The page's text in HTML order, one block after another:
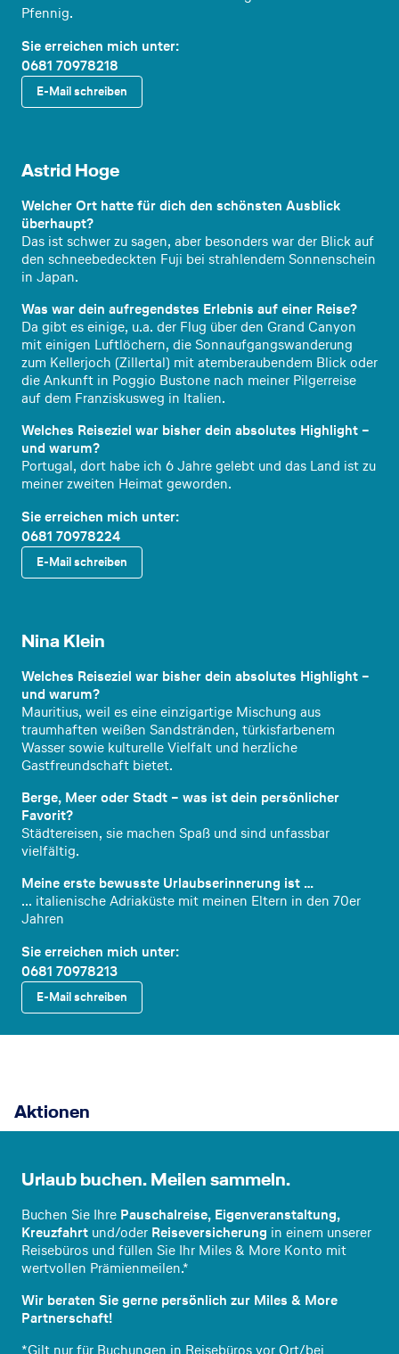
Pfennig.
Sie erreichen mich unter:
0681 70978218
E-Mail schreiben
Astrid Hoge
Welcher Ort hatte für dich den schönsten Ausblick
überhaupt?
Das ist schwer zu sagen, aber besonders war der Blick auf
den schneebedeckten Fuji bei strahlendem Sonnenschein
in Japan.
Was war dein aufregendstes Erlebnis auf einer Reise?
Da gibt es einige, u.a. der Flug über den Grand Canyon
mit einigen Luftlöchern, die Sonnaufgangswanderung
zum Kellerjoch (Zillertal) mit atemberaubendem Blick oder
die Ankunft in Poggio Bustone nach meiner Pilgerreise
auf dem Franziskusweg in Italien.
Welches Reiseziel war bisher dein absolutes Highlight –
und warum?
Portugal, dort habe ich 6 Jahre gelebt und das Land ist zu
meiner zweiten Heimat geworden.
Sie erreichen mich unter:
0681 70978224
E-Mail schreiben
Nina Klein
Welches Reiseziel war bisher dein absolutes Highlight –
und warum?
Mauritius, weil es eine einzigartige Mischung aus
traumhaften weißen Sandstränden, türkisfarbenem
Wasser sowie kulturelle Vielfalt und herzliche
Gastfreundschaft bietet.
Berge, Meer oder Stadt – was ist dein persönlicher
Favorit?
Städtereisen, sie machen Spaß und sind unfassbar
vielfältig.
Meine erste bewusste Urlaubserinnerung ist …
... italienische Adriaküste mit meinen Eltern in den 70er
Jahren
Sie erreichen mich unter:
0681 70978213
E-Mail schreiben
Aktionen
Urlaub buchen. Meilen sammeln.
Buchen Sie Ihre Pauschalreise, Eigenveranstaltung,
Kreuzfahrt und/oder Reiseversicherung in einem unserer
Reisebüros und füllen Sie Ihr Miles & More Konto mit
wertvollen Prämienmeilen.*
Wir beraten Sie gerne persönlich zur Miles & More
Partnerschaft!